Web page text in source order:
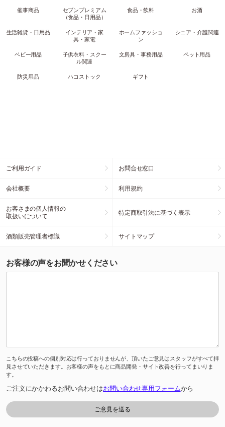
催事商品
セブンプレミアム
（食品・日用品）
食品・飲料 お酒
生活雑貨・日用品
インテリア・家
具・家電
ホームファッショ
ン
シニア・介護関連
ベビー用品
子供衣料・スクー
ル関連
文房具・事務用品 ペット用品
防災用品 ハコストック ギフト
ご利用ガイド お問合せ窓口
会社概要 利用規約
お客さまの個人情報の
取扱いについて
特定商取引法に基づく表示
酒類販売管理者標識 サイトマップ
お客様の声をお聞かせください
こちらの投稿への個別対応は行っておりませんが、頂いたご意見はスタッフがすべて拝
見させていただきます。お客様の声をもとに商品開発・サイト改善を行ってまいりま
す。
ご注文にかかわるお問い合わせはお問い合わせ専用フォームから